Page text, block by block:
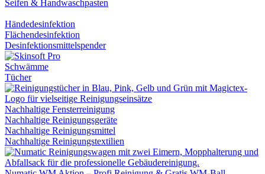
Seifen & Handwaschpasten
Händedesinfektion
Flächendesinfektion
Desinfektionsmittelspender
Schwämme
Tücher
Nachhaltige Fensterreinigung
Nachhaltige Reinigungsgeräte
Nachhaltige Reinigungsmittel
Nachhaltige Reinigungstextilien